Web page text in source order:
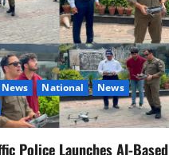
National
News
Police Launches AI-Based